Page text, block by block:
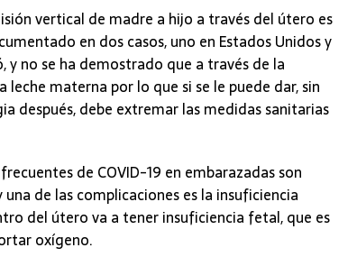
vertical de madre a hijo a través del útero es
en dos casos, uno en Estados Unidos y
y no se ha demostrado que a través de la
leche materna por lo que si se le puede dar, sin
después, debe extremar las medidas sanitarias
de COVID-19 en embarazadas son
de las complicaciones es la insuficiencia
del útero va a tener insuficiencia fetal, que es
oxígeno.